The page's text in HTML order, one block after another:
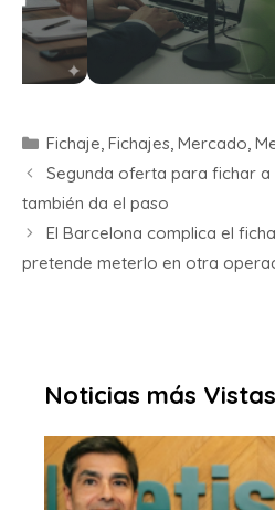
Fichaje, Fichajes, Mercado,
Segunda oferta para fichar a
también da el paso
El Barcelona complica el
pretende meterlo en otra
Noticias más Vistas